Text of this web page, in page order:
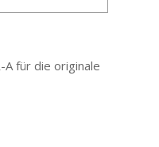
A für die originale